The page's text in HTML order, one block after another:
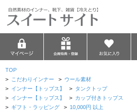
TOP
> こだわりインナー > ウール素材
> インナー【トップス】 > タンクトップ
> インナー【トップス】 > カップ付きトップス
> ギフト・ラッピング > 10,000円 以上